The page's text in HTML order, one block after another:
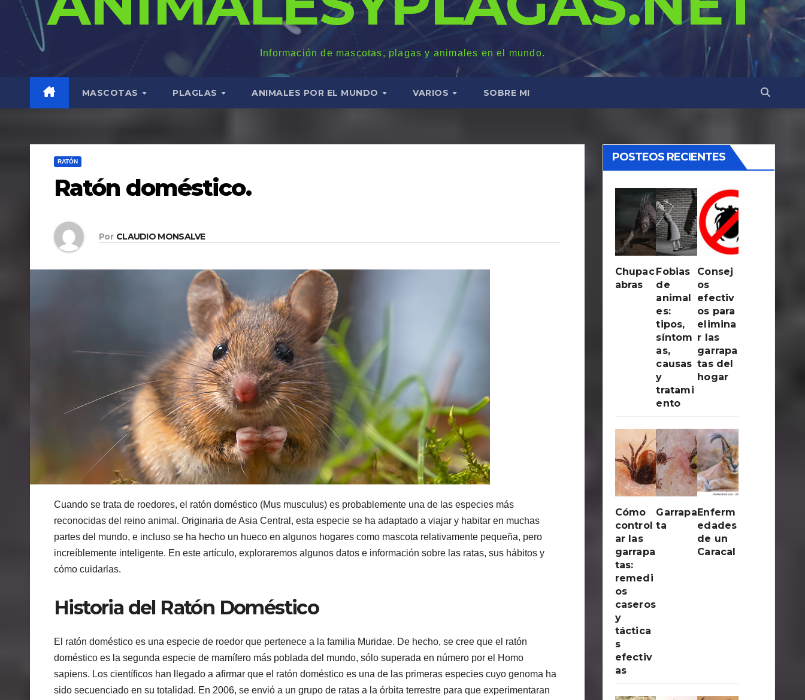
Información de mascotas, plagas y animales en el mundo.
MASCOTAS PLAGLAS ANIMALES POR EL MUNDO VARIOS SOBRE MI
RATÓN
Ratón doméstico.
Por CLAUDIO MONSALVE
Cuando se trata de roedores, el ratón doméstico (Mus musculus) es probablemente una de las especies más
reconocidas del reino animal. Originaria de Asia Central, esta especie se ha adaptado a viajar y habitar en muchas
partes del mundo, e incluso se ha hecho un hueco en algunos hogares como mascota relativamente pequeña, pero
increíblemente inteligente. En este artículo, exploraremos algunos datos e información sobre las ratas, sus hábitos y
cómo cuidarlas.
Historia del Ratón Doméstico
El ratón doméstico es una especie de roedor que pertenece a la familia Muridae. De hecho, se cree que el ratón
doméstico es la segunda especie de mamífero más poblada del mundo, sólo superada en número por el Homo
sapiens. Los científicos han llegado a afirmar que el ratón doméstico es una de las primeras especies cuyo genoma ha
sido secuenciado en su totalidad. En 2006, se envió a un grupo de ratas a la órbita terrestre para que experimentaran
POSTEOS RECIENTES
Chupac
abras
Fobias
de
animal
es:
tipos,
síntom
as,
causas
y
tratami
ento
Consej
os
efectiv
os para
elimina
r las
garrapa
tas del
hogar
Cómo
control
ar las
garrapa
tas:
remedi
os
caseros
y
táctica
s
efectiv
as
Garrapa
ta
Enferm
edades
de un
Caracal